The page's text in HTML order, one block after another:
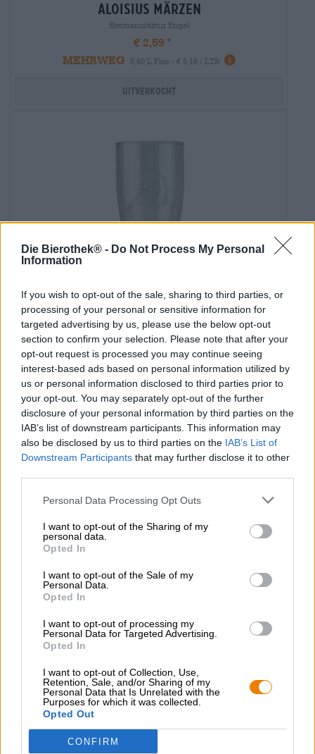
Die Bierothek® - Do Not Process My Personal
Information
If you wish to opt-out of the sale, sharing to third parties, or
processing of your personal or sensitive information for
targeted advertising by us, please use the below opt-out
section to confirm your selection. Please note that after your
opt-out request is processed you may continue seeing
interest-based ads based on personal information utilized by
us or personal information disclosed to third parties prior to
your opt-out. You may separately opt-out of the further
disclosure of your personal information by third parties on the
IAB’s list of downstream participants. This information may
also be disclosed by us to third parties on the IAB’s List of
Downstream Participants that may further disclose it to other
Personal Data Processing Opt Outs
I want to opt-out of the Sharing of my
personal data.
Opted In
I want to opt-out of the Sale of my
Personal Data.
Opted In
I want to opt-out of processing my
Personal Data for Targeted Advertising.
Opted In
I want to opt-out of Collection, Use,
Retention, Sale, and/or Sharing of my
Personal Data that Is Unrelated with the
Purposes for which it was collected.
Opted Out
CONFIRM
aloisius märzen
Biermanufaktur Engel
€ 2,59
MEHRWEG
0,50 L Fles - € 5,18 / LTR
Uitverkocht
brewhouse- becher 0,5l
Biermanufaktur Engel
€ 2,99
-
0,50 L St. - € 5,98 / LTR
Uitverkocht
Pilsener | Biologische bieren (DE-ÖKO-006)
100% (1)
€ 2,49
MEHRWEG